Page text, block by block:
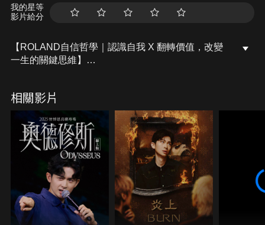
我的星等
影片給分
【ROLAND自信哲學｜認識自我 X 翻轉價值，改變
一生的關鍵思維】
ROLAND羅蘭首度獨家分享他的人生哲學。
「所謂的自信並不是與生俱來，自信是微有透過努力
才能獲得的東西。」
在這堂課羅蘭想和大家分享他是如何從探索自我、養
成自律並建構出一套獨有的人生觀。
希望這個分享，能帶給你前進的勇氣與信念，將自信
轉化為自己的處世之方，擁抱更美好的人生。
相關影片